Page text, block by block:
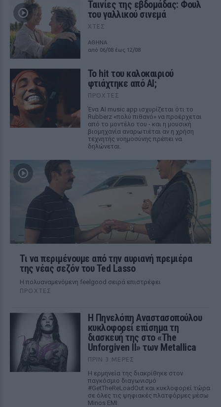
Ταινίες της εβδομάδας: Φουλ
του γαλλικού σινεμά
ΧΤΕΣ
ΑΘΗΝΑ
από 06/08 έως 12/08
Το hit του καλοκαιριού
φτιάχτηκε από AI;
ΠΡΟΧΤΈΣ
Ένα AI music app ισχυρίζεται ότι το
Rubberz «πολύ πιθανό» να προέρχεται
από το μοντέλο του - και η μουσική
βιομηχανία αναρωτιέται αν η χρήση
τεχνητής νοημοσύνης πρέπει να
δηλώνεται.
Τι να περιμένουμε από την αυριανή πρεμιέρα
της νέας σεζόν του Ted Lasso
Η πολυαναμενόμενη feelgood σειρά επιστρέφει
ΠΡΟΧΤΈΣ
Η Πηνελόπη Αναστασοπούλου
κυκλοφορεί επίσημα τη
διασκευή της στο «The
Unforgiven II» των Metallica
ΠΡΙΝ 3 ΜΈΡΕΣ
Η ερμηνεία της διακρίθηκε στον
παγκόσμιο διαγωνισμό
#GetTheReLoadOut και κυκλοφορεί τώρα
σε όλες τις ψηφιακές πλατφόρμες μέσω
Minos EMI.